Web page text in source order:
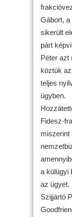
Gábort,
sikerült
párt
Péter azt
köztük
teljes
ügyben.
Fidesz-
miszerint
a külügyi
az ügyet.
Szijjártó